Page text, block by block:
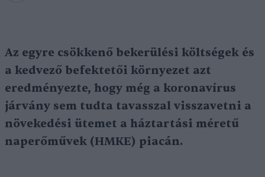
Az egyre csökkenő bekerülési költségek és
a kedvező befektetői környezet azt
eredményezte, hogy még a koronavírus
járvány sem tudta tavasszal visszavetni a
növekedési ütemet a háztartási méretű
naperőművek (HMKE) piacán.